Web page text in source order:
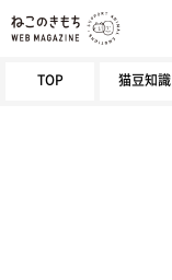
TOP 猫豆知識